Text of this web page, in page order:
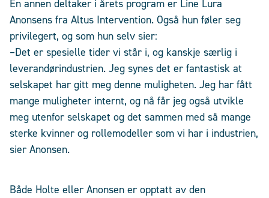
En annen deltaker i årets program er Line Lura
Anonsens fra Altus Intervention. Også hun føler seg
privilegert, og som hun selv sier:
–Det er spesielle tider vi står i, og kanskje særlig i
leverandørindustrien. Jeg synes det er fantastisk at
selskapet har gitt meg denne muligheten. Jeg har fått
mange muligheter internt, og nå får jeg også utvikle
meg utenfor selskapet og det sammen med så mange
sterke kvinner og rollemodeller som vi har i industrien,
sier Anonsen.
Både Holte eller Anonsen er opptatt av den